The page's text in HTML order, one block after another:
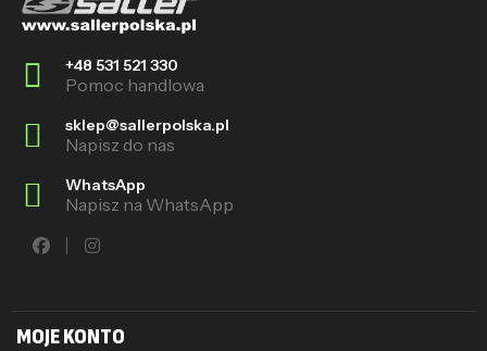
+48 531 521 330
Pomoc handlowa
sklep@sallerpolska.pl
Napisz do nas
WhatsApp
Napisz na WhatsApp
MOJE KONTO